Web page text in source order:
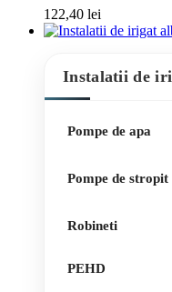
122,40 lei
Instalatii de
Pompe de apa
Pompe de stropit
Robineti
PEHD